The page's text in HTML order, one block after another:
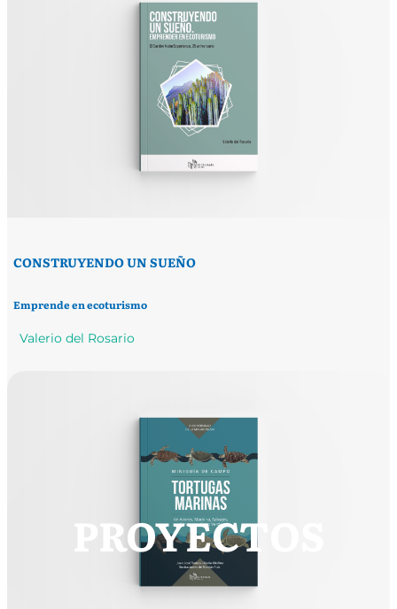
PROYECTOS
CONSTRUYENDO UN SUEÑO
Emprende en ecoturismo
Valerio del Rosario